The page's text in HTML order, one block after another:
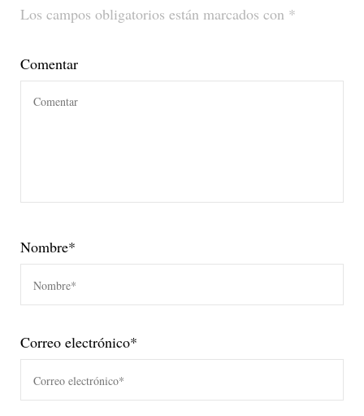
Los campos obligatorios están marcados con *
Comentar
Nombre*
Correo electrónico*